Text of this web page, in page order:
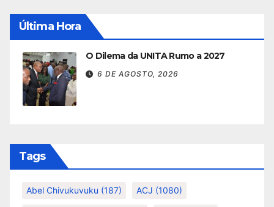
Última Hora
O Dilema da UNITA Rumo a 2027
6 DE AGOSTO, 2026
Tags
Abel Chivukuvuku (187) ACJ (1080)